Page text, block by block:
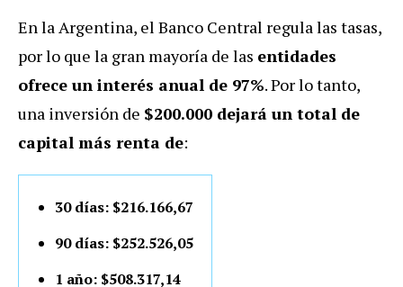
En la Argentina, el Banco Central regula las tasas,
por lo que la gran mayoría de las entidades
ofrece un interés anual de 97%. Por lo tanto,
una inversión de $200.000 dejará un total de
capital más renta de:
30 días: $216.166,67
90 días: $252.526,05
1 año: $508.317,14